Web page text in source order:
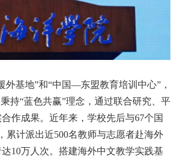
基地”和“中国—东盟教育培训中心”，
持“蓝色共赢”理念，通过联合研究、平
作成果。近年来，学校先后与67个国
累计派出近500名教师与志愿者赴海外
10万人次。搭建海外中文教学实践基